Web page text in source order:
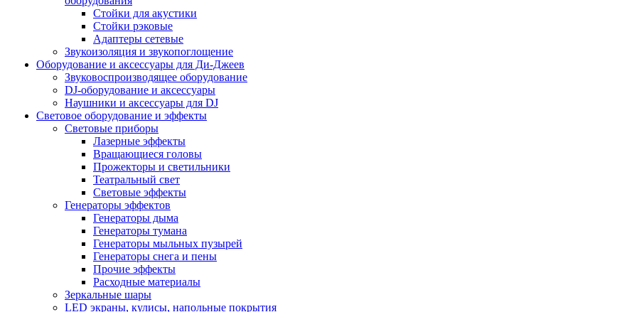
Стойки для акустики
Стойки рэковые
Адаптеры сетевые
Звукоизоляция и звукопоглощение
Оборудование и аксессуары для Ди-Джеев
Звуковоспроизводящее оборудование
DJ-оборудование и аксессуары
Наушники и аксессуары для DJ
Световое оборудование и эффекты
Световые приборы
Лазерные эффекты
Вращающиеся головы
Прожекторы и светильники
Театральный свет
Световые эффекты
Генераторы эффектов
Генераторы дыма
Генераторы тумана
Генераторы мыльных пузырей
Генераторы снега и пены
Прочие эффекты
Расходные материалы
Зеркальные шары
LED экраны, кулисы, напольные покрытия